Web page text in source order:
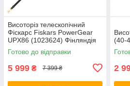
Висоторіз телескопічний
Фіскарс Fiskars PowerGear
UPX86 (1023624) Фінляндія
Готово до відправки
5 999 ₴ 7 399 ₴
(40-
2